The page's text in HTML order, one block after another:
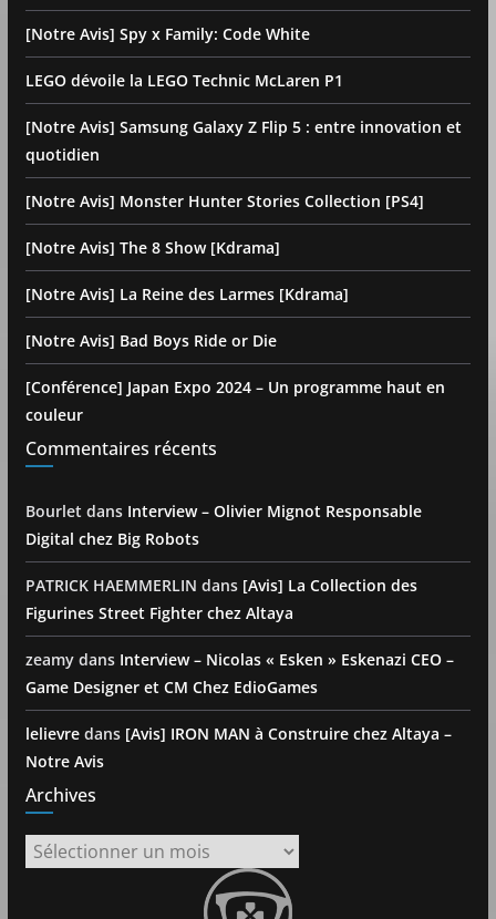
[Notre Avis] Spy x Family: Code White
LEGO dévoile la LEGO Technic McLaren P1
[Notre Avis] Samsung Galaxy Z Flip 5 : entre innovation et
quotidien
[Notre Avis] Monster Hunter Stories Collection [PS4]
[Notre Avis] The 8 Show [Kdrama]
[Notre Avis] La Reine des Larmes [Kdrama]
[Notre Avis] Bad Boys Ride or Die
[Conférence] Japan Expo 2024 – Un programme haut en
couleur
Commentaires récents
Bourlet dans Interview – Olivier Mignot Responsable
Digital chez Big Robots
PATRICK HAEMMERLIN dans [Avis] La Collection des
Figurines Street Fighter chez Altaya
zeamydans Interview – Nicolas « Esken » Eskenazi CEO –
Game Designer et CM Chez EdioGames
lelievredans [Avis] IRON MAN à Construire chez Altaya –
Notre Avis
Archives
Archives